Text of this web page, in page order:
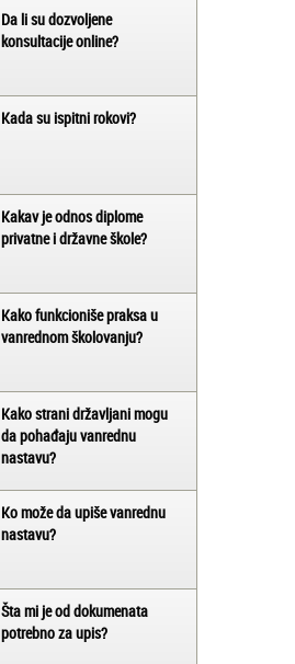
Da li su dozvoljene
konsultacije online?
Kada su ispitni rokovi?
Kakav je odnos diplome
privatne i državne škole?
Kako funkcioniše praksa u
vanrednom školovanju?
Kako strani državljani mogu
da pohađaju vanrednu
nastavu?
Ko može da upiše vanrednu
nastavu?
Šta mi je od dokumenata
potrebno za upis?